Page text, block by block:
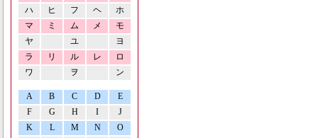
ハ
ヒ フ ヘ
ホ
マ
ミ ム メ
モ
ヤ
ユ
ヨ
ラ
リ ル レ
ロ
ワ
ヲ ン
A B C D
E
F
G H I
J
K
L M N O